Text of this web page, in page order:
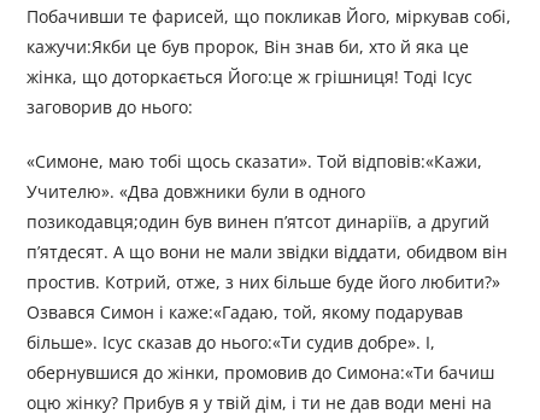
Побачивши те фарисей, що покликав Його, міркував собі,
кажучи:Якби це був пророк, Він знав би, хто й яка це
жінка, що доторкається Його:це ж грішниця! Тоді Ісус
заговорив до нього:
«Симоне, маю тобі щось сказати». Той відповів:«Кажи,
Учителю». «Два довжники були в одного
позикодавця;один був винен п’ятсот динаріїв, а другий
п’ятдесят. А що вони не мали звідки віддати, обидвом він
простив. Котрий, отже, з них більше буде його любити?»
Озвався Симон і каже:«Гадаю, той, якому подарував
більше». Ісус сказав до нього:«Ти судив добре». І,
обернувшися до жінки, промовив до Симона:«Ти бачиш
оцю жінку? Прибув я у твій дім, і ти не дав води мені на